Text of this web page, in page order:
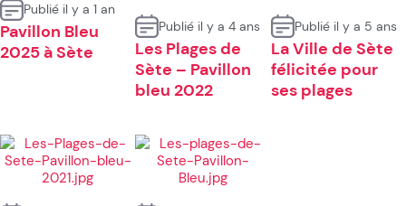
Publié il y a 1 an
Pavillon Bleu
2025 à Sète
Publié il y a 4 ans
Les Plages de
Sète – Pavillon
bleu 2022
Publié il y a 5 ans
La Ville de Sète
félicitée pour
ses plages